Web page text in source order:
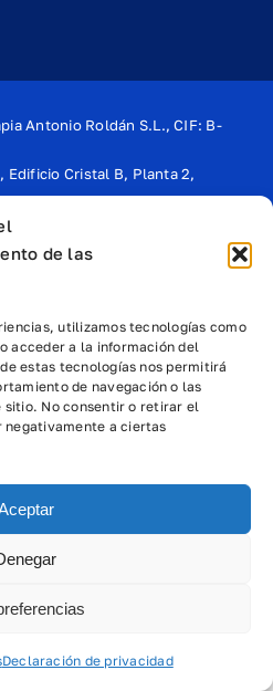
de las
utilizamos tecnologías como
acceder a la información del
estas tecnologías nos permitirá
de navegación o las
sitio. No consentir o retirar el
a ciertas
Declaración de privacidad
Antonio Roldán S.L., CIF: B-
Edificio Cristal B, Planta 2,
legal
de Cookies
Privacidad